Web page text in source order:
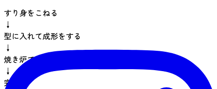
すり身をこねる
↓
型に入れて成形をする
↓
焼き炉で焼く
↓
完成